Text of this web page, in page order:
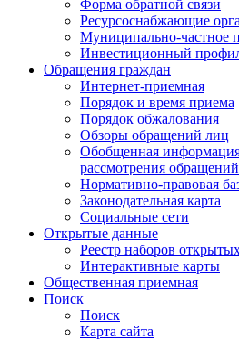
Форма обратной связи
Ресурсоснабжающие
Муниципально-частное
Инвестиционный
Обращения граждан
Интернет-приемная
Порядок и время приема
Порядок обжалования
Обзоры обращений лиц
Обобщенная информация
рассмотрения
Нормативно-правовая
Законодательная карта
Социальные сети
Открытые данные
Реестр наборов
Интерактивные карты
Общественная приемная
Поиск
Поиск
Карта сайта